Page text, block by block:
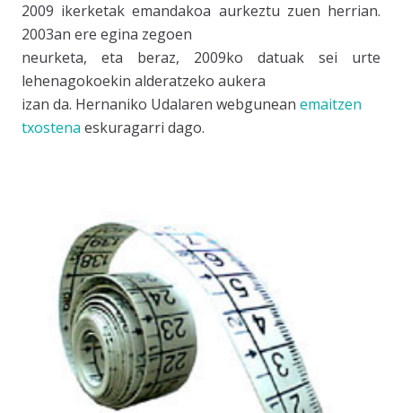
2009 ikerketak emandakoa aurkeztu zuen herrian.
2003an ere egina zegoen
neurketa, eta beraz, 2009ko datuak sei urte
lehenagokoekin alderatzeko aukera
izan da. Hernaniko Udalaren webgunean emaitzen
txostena eskuragarri dago.